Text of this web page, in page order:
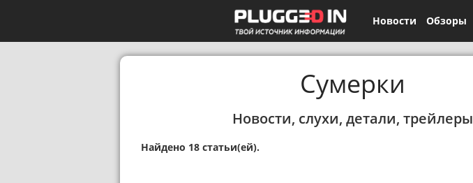
Новости Обзоры
Сумерки
Новости, слухи, детали, трейлеры
Найдено 18 статьи(ей).